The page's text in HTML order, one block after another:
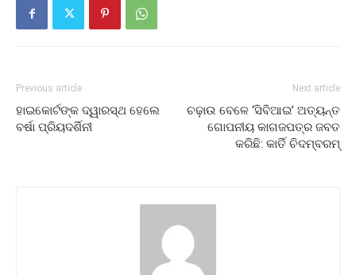
Previous article
ହାଇକୋର୍ଟଙ୍କ ଦ୍ୱାରସ୍ଥ ହେଲେ
ବର୍ଷା ପ୍ରିୟଦର୍ଶିନୀ
Next article
ଚଢ଼ାଉ ବେଳେ ‘ସିବିଆଇ’ ଅତ୍ୟନ୍ତ
ଗୋପନୀୟ କାଗଜପତ୍ର ଜବତ
କରିଛି: କାର୍ତି ଚିଦମ୍ବରମ୍‌